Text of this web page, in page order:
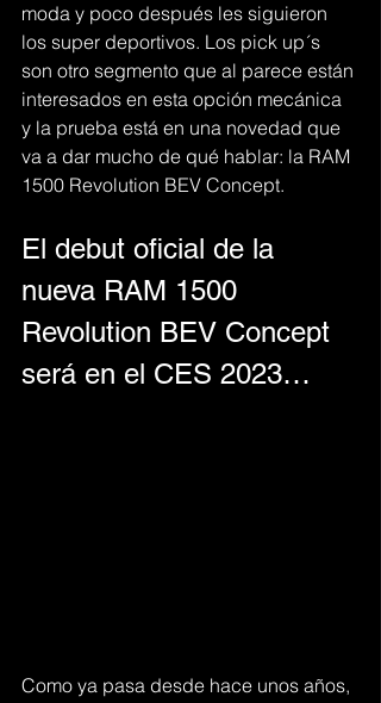
moda y poco después les siguieron
los super deportivos. Los pick up´s
son otro segmento que al parece están
interesados en esta opción mecánica
y la prueba está en una novedad que
va a dar mucho de qué hablar: la RAM
1500 Revolution BEV Concept.
El debut oficial de la
nueva RAM 1500
Revolution BEV Concept
será en el CES 2023…
Como ya pasa desde hace unos años,